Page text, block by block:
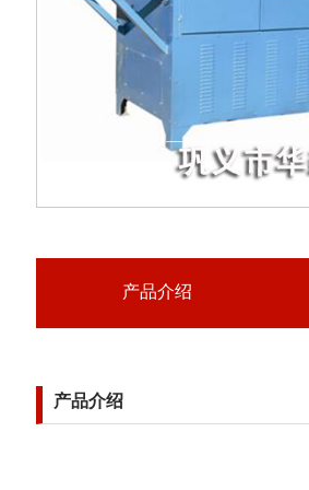
产品介绍
产品介绍